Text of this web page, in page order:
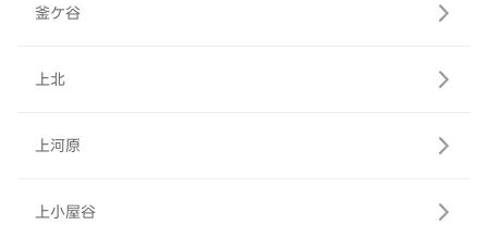
釜ケ谷
上北
上河原
上小屋谷